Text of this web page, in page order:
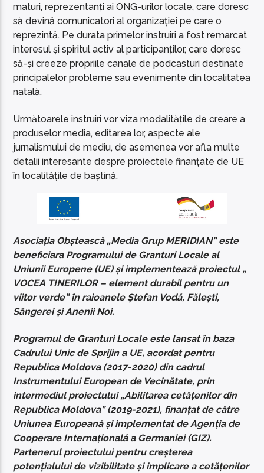
maturi, reprezentanți ai ONG-urilor locale, care doresc
să devină comunicatori al organizației pe care o
reprezintă. Pe durata primelor instruiri a fost remarcat
interesul și spiritul activ al participanților, care doresc
să-și creeze propriile canale de podcasturi destinate
principalelor probleme sau evenimente din localitatea
natală.
Următoarele instruiri vor viza modalitățile de creare a
produselor media, editarea lor, aspecte ale
jurnalismului de mediu, de asemenea vor afla multe
detalii interesante despre proiectele finanțate de UE
în localitățile de baștină.
Asociația Obștească „Media Grup MERIDIAN” este
beneficiara Programului de Granturi Locale al
Uniunii Europene (UE) și implementează proiectul „
VOCEA TINERILOR – element durabil pentru un
viitor verde” în raioanele Ștefan Vodă, Fălești,
Sângerei și Anenii Noi.
Programul de Granturi Locale este lansat în baza
Cadrului Unic de Sprijin a UE, acordat pentru
Republica Moldova (2017-2020) din cadrul
Instrumentului European de Vecinătate, prin
intermediul proiectului „Abilitarea cetățenilor din
Republica Moldova” (2019-2021), finanțat de către
Uniunea Europeană și implementat de Agenția de
Cooperare Internațională a Germaniei (GIZ).
Partenerul proiectului pentru creșterea
potențialului de vizibilitate și implicare a cetățenilor